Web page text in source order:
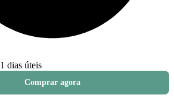
1 dias úteis
Comprar agora